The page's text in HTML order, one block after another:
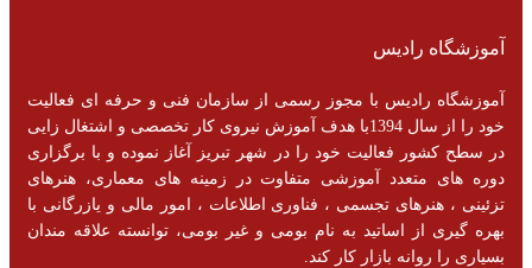
آموزشگاه رادیس
آموزشگاه رادیس با مجوز رسمی از سازمان فنی و حرفه ای فعالیت
خود را از سال 1394با هدف آموزش نیروی کار تخصصی و اشتغال زایی
در سطح کشور فعالیت خود را در شهر تبریز آغاز نموده و با برگزاری
دوره های متعدد آموزشی متفاوت در زمینه های معماری، هنرهای
تزئینی ، هنرهای تجسمی ، فناوری اطلاعات ، امور مالی و یازرگانی با
بهره گیری از اساتید به نام بومی و غیر بومی، توانسته علاقه مندان
بسیاری را روانه بازار کار کند.